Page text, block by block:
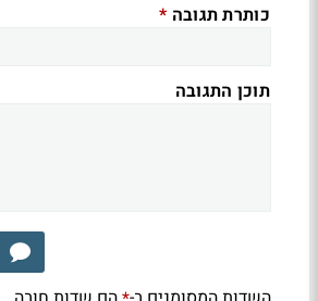
כותרת תגובה *
תוכן התגובה